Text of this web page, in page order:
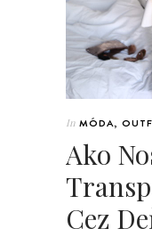
In MÓDA,
Ako
Cez